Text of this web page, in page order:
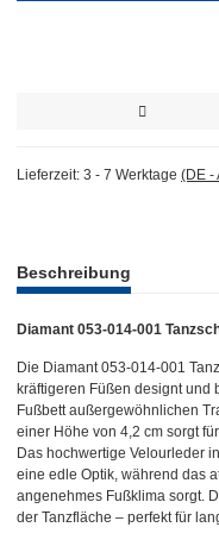
Lieferzeit: 3 - 7 Werktage (DE -
Beschreibung
Diamant 053-014-001
Die Diamant 053-014-001
kräftigeren Füßen designt und
Fußbett außergewöhnlichen
einer Höhe von 4,2 cm sorgt
Das hochwertige Velourleder
eine edle Optik, während das
angenehmes Fußklima sorgt.
der Tanzfläche – perfekt für